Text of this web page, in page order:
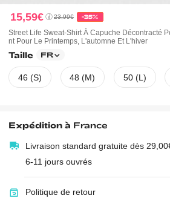
15,59€ 23,99€ -35%
Street Life Sweat-Shirt À Capuche Décontracté
Nt Pour Le Printemps, L'automne Et L'hiver
Taille FR
46 (S) 48 (M) 50 (L)
Expédition à France
Livraison standard gratuite dès
6-11 jours ouvrés
Politique de retour